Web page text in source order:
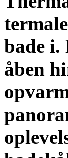
bade i.
åben